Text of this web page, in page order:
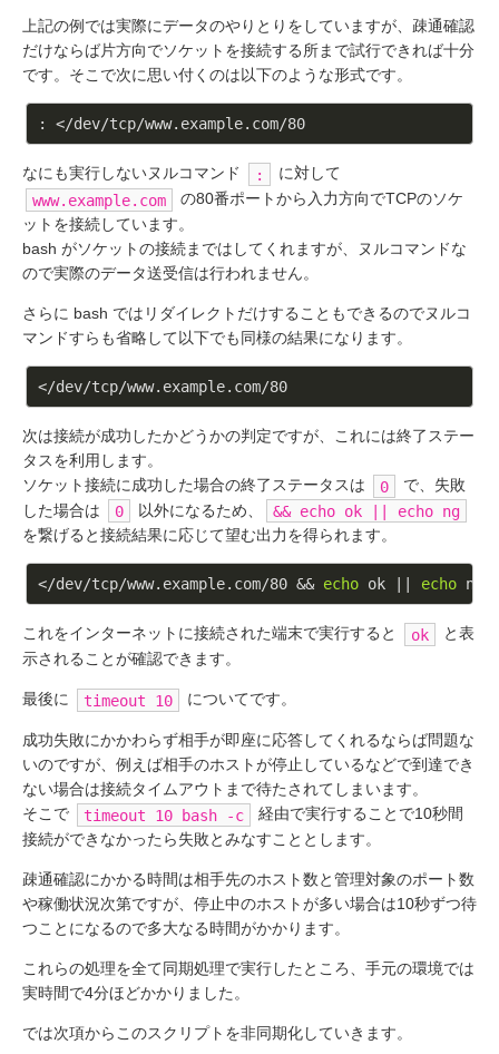
上記の例では実際にデータのやりとりをしていますが、疎通確認
だけならば片方向でソケットを接続する所まで試行できれば十分
です。そこで次に思い付くのは以下のような形式です。
なにも実行しないヌルコマンド :
に対して
www.example.com
の80番ポートから入力方向でTCPのソケ
ットを接続しています。
bash がソケットの接続まではしてくれますが、ヌルコマンドな
ので実際のデータ送受信は行われません。
さらに bash ではリダイレクトだけすることもできるのでヌルコ
マンドすらも省略して以下でも同様の結果になります。
次は接続が成功したかどうかの判定ですが、これには終了ステー
タスを利用します。
ソケット接続に成功した場合の終了ステータスは
0
で、失敗
した場合は
0 以外になるため、
&& echo ok || echo ng
を繋げると接続結果に応じて望む出力を得られます。
</dev/tcp/www.example.com/80 && echo ok || echo
これをインターネットに接続された端末で実行すると ok
と表
示されることが確認できます。
最後に timeout 10 についてです。
成功失敗にかかわらず相手が即座に応答してくれるならば問題な
いのですが、例えば相手のホストが停止しているなどで到達でき
ない場合は接続タイムアウトまで待たされてしまいます。
そこで
timeout 10 bash -c
経由で実行することで10秒間
接続ができなかったら失敗とみなすこととします。
疎通確認にかかる時間は相手先のホスト数と管理対象のポート数
や稼働状況次第ですが、停止中のホストが多い場合は10秒ずつ待
つことになるので多大なる時間がかかります。
これらの処理を全て同期処理で実行したところ、手元の環境では
実時間で4分ほどかかりました。
では次項からこのスクリプトを非同期化していきます。